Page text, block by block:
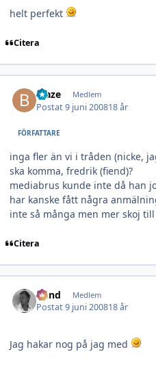
helt perfekt
Citera
blaze Medlem
Postat9 juni 200818 år
FÖRFATTARE
inga fler än vi i tråden (nicke,
ska komma, fredrik (fiend)?
mediabrus kunde inte då han
har kanske fått några
inte så många men mer skoj
Citera
fiend Medlem
Postat9 juni 200818 år
Jag hakar nog på jag med